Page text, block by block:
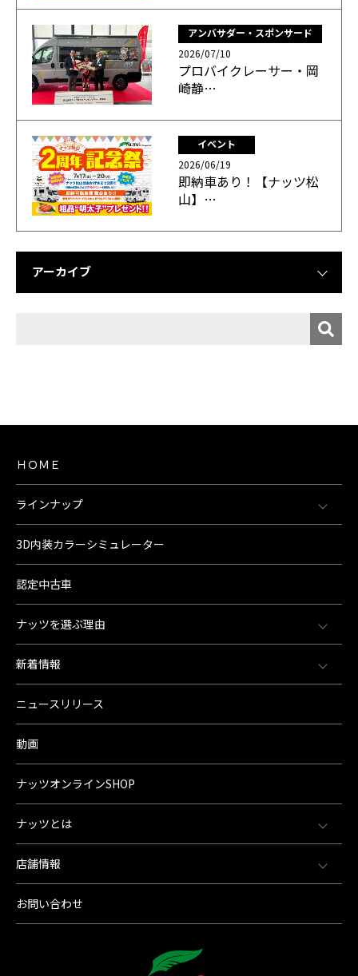
アンバサダー・スポンサード
2026/07/10
プロバイクレーサー・岡
崎静…
イベント
2026/06/19
即納車あり！【ナッツ松
山】…
アーカイブ
ＨＯＭＥ
ラインナップ
3D内装カラーシミュレーター
認定中古車
ナッツを選ぶ理由
新着情報
ニュースリリース
動画
ナッツオンラインSHOP
ナッツとは
店舗情報
お問い合わせ